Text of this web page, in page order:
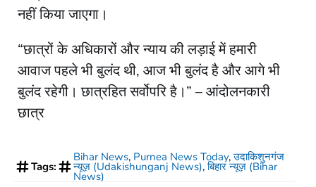
नहीं किया जाएगा।
“छात्रों के अधिकारों और न्याय की लड़ाई में हमारी
आवाज पहले भी बुलंद थी, आज भी बुलंद है और आगे भी
बुलंद रहेगी। छात्रहित सर्वोपरि है।” – आंदोलनकारी
छात्र
Tags:
Bihar News, Purnea News Today,उदाकिशुनगंज
न्यूज़ (Udakishunganj News),बिहार न्यूज़ (Bihar
News)